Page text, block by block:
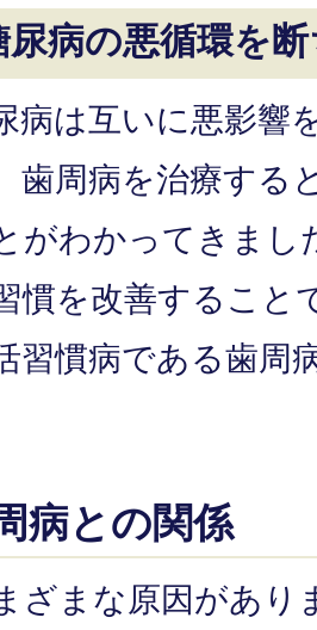
病の悪循環を
病は互いに悪影響
歯周病を治療する
がわかってきまし
慣を改善すること
習慣病である歯周
病との関係
ざまな原因があり